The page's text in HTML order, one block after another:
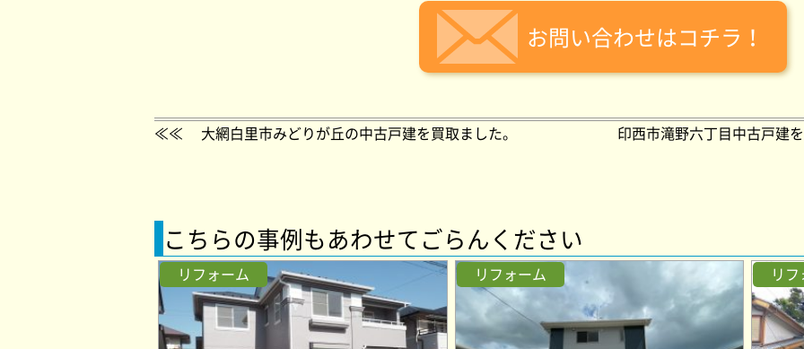
お問い合わせはコチラ！
≪≪ 大網白里市みどりが丘の中古戸建を買取ました。 印西市滝野六丁目中古戸建
こちらの事例もあわせてごらんください
リフォーム リフォーム リ